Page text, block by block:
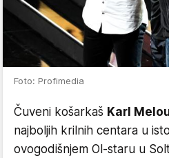
Foto: Profimedia
Čuveni košarkaš Karl
najboljih krilnih centara u
ovogodišnjem Ol-staru u